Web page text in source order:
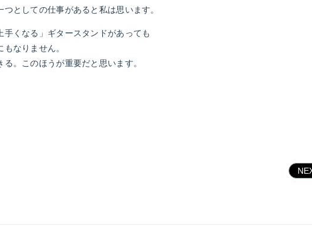
としての仕事があると私は思います。
手くなる」ギタースタンドがあっても
なりません。
。このほうが重要だと思います。